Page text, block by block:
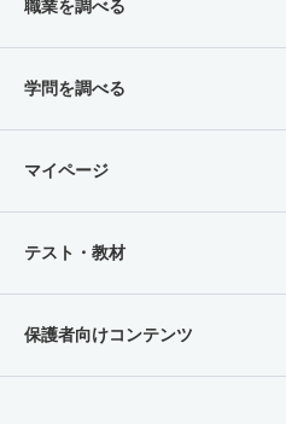
職業を調べる
学問を調べる
マイページ
テスト・教材
保護者向けコンテンツ